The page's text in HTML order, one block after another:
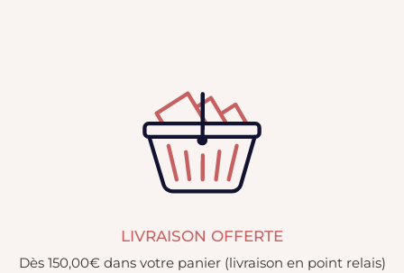
LIVRAISON OFFERTE
Dès 150,00€ dans votre panier (livraison en point relais)